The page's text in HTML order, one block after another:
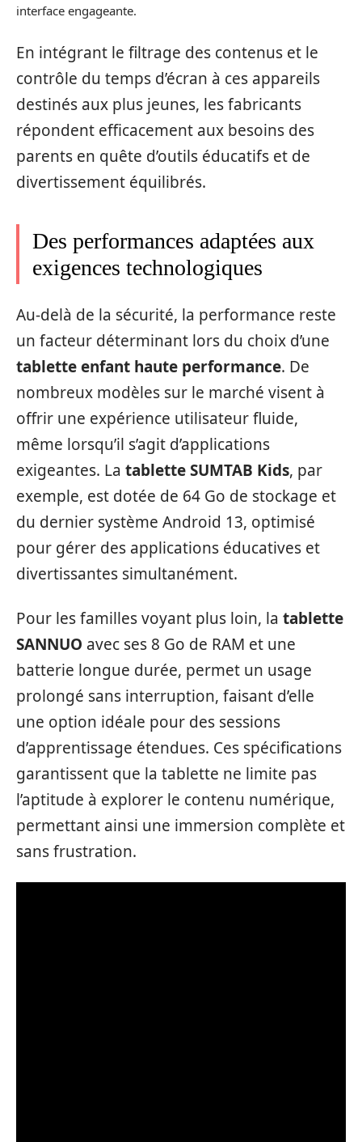
interface engageante.
En intégrant le filtrage des contenus et le
contrôle du temps d’écran à ces appareils
destinés aux plus jeunes, les fabricants
répondent efficacement aux besoins des
parents en quête d’outils éducatifs et de
divertissement équilibrés.
Des performances adaptées aux
exigences technologiques
Au-delà de la sécurité, la performance reste
un facteur déterminant lors du choix d’une
tablette enfant haute performance. De
nombreux modèles sur le marché visent à
offrir une expérience utilisateur fluide,
même lorsqu’il s’agit d’applications
exigeantes. La tablette SUMTAB Kids, par
exemple, est dotée de 64 Go de stockage et
du dernier système Android 13, optimisé
pour gérer des applications éducatives et
divertissantes simultanément.
Pour les familles voyant plus loin, la tablette
SANNUO avec ses 8 Go de RAM et une
batterie longue durée, permet un usage
prolongé sans interruption, faisant d’elle
une option idéale pour des sessions
d’apprentissage étendues. Ces spécifications
garantissent que la tablette ne limite pas
l’aptitude à explorer le contenu numérique,
permettant ainsi une immersion complète et
sans frustration.